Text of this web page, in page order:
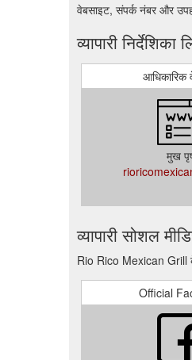
वेबसाइट, संपर्क नंबर और
व्यापारी निर्देशिका
आधिकारिक
मुख
व्यापारी सोशल
Rio Rico Mexican Grill के
Official